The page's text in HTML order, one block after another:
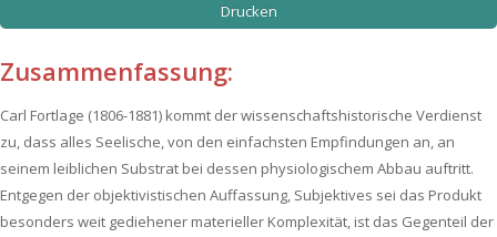
Drucken
Zusammenfassung:
Carl Fortlage (1806-1881) kommt der wissenschaftshistorische Verdienst
zu, dass alles Seelische, von den einfachsten Empfindungen an, an
seinem leiblichen Substrat bei dessen physiologischem Abbau auftritt.
Entgegen der objektivistischen Auffassung, Subjektives sei das Produkt
besonders weit gediehener materieller Komplexität, ist das Gegenteil der